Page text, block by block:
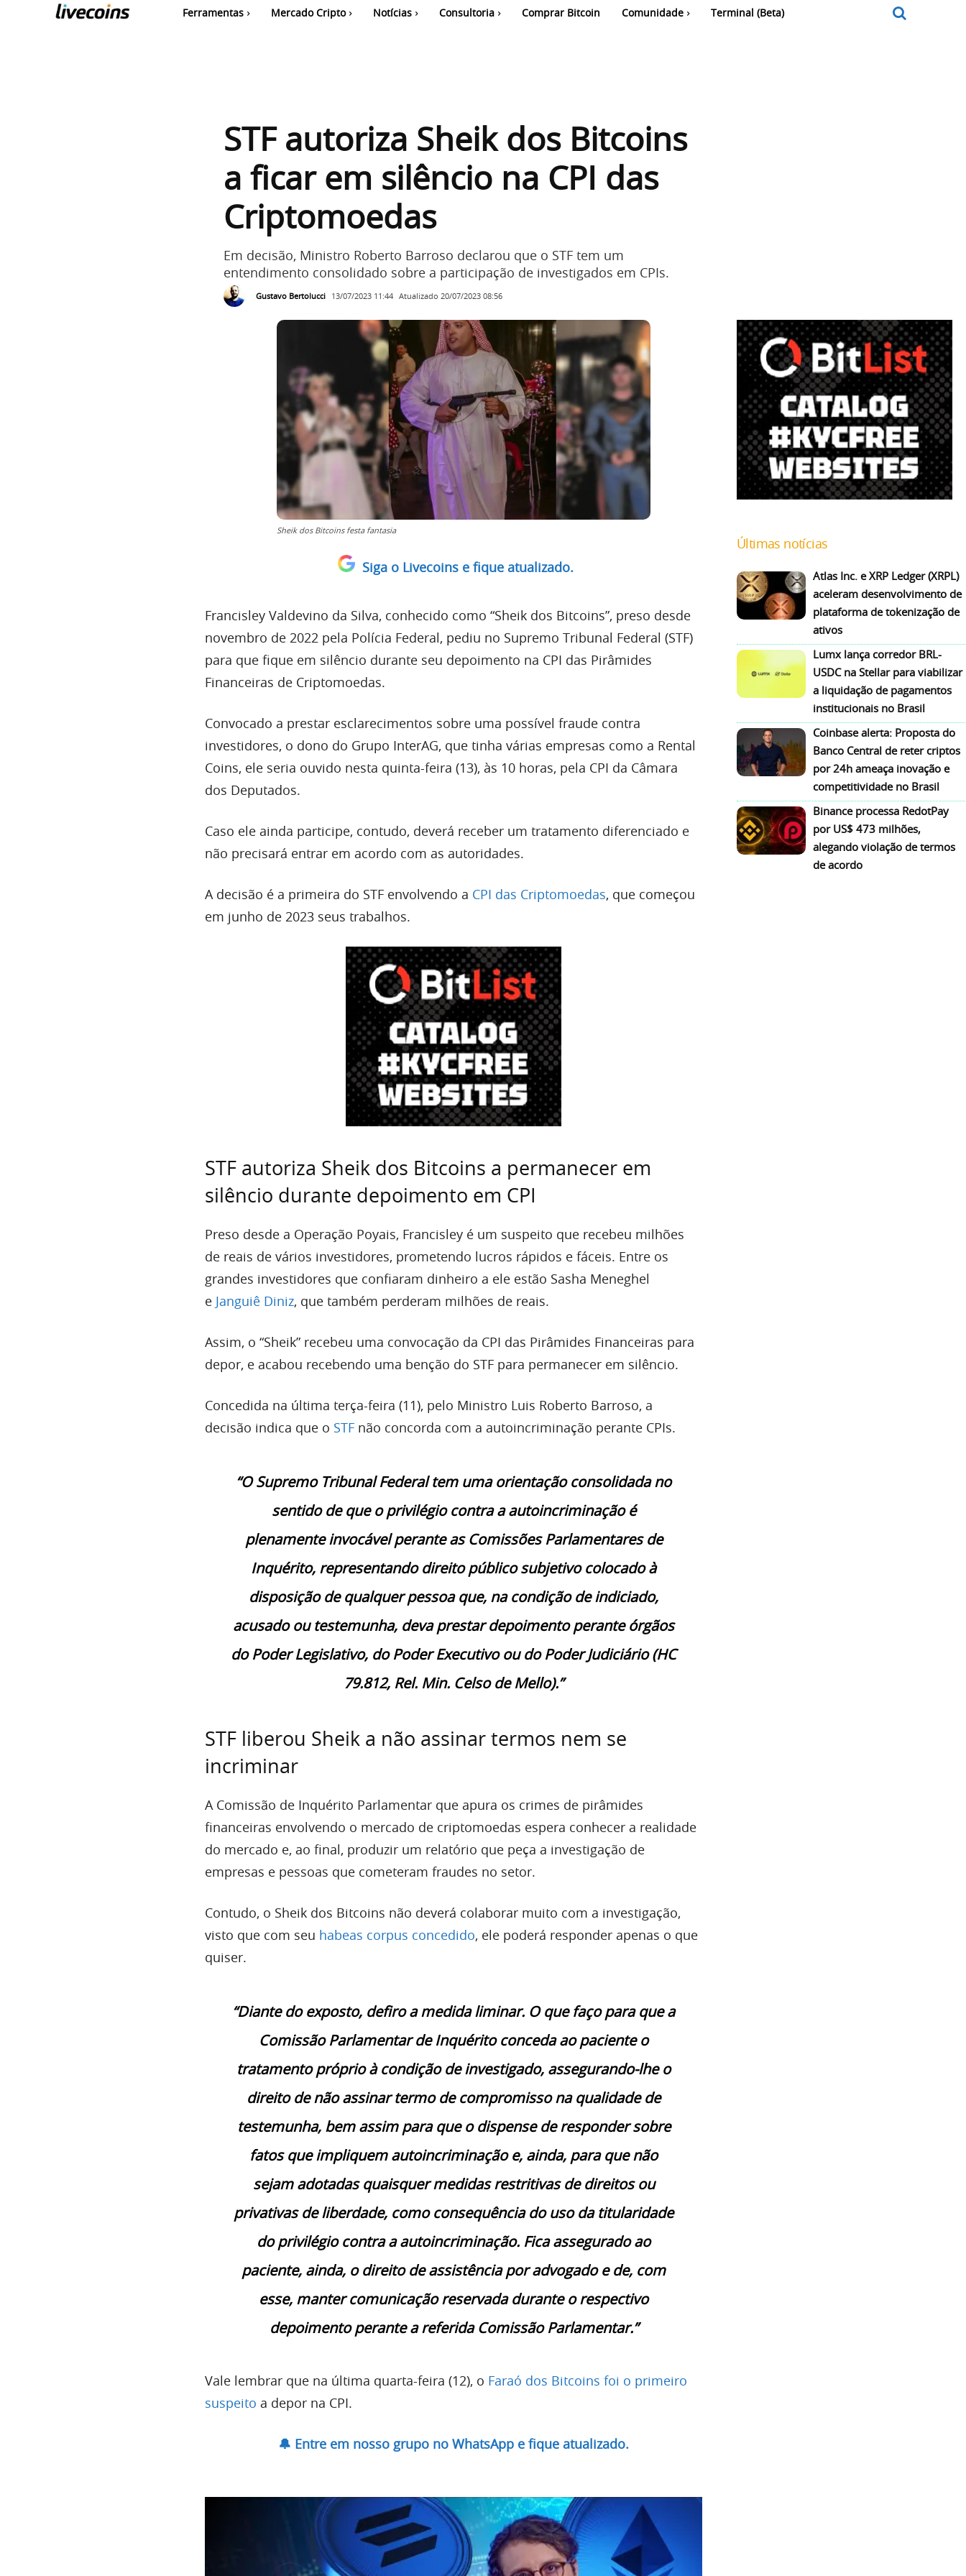
Ferramentas Mercado Cripto Notícias Consultoria Comprar Bitcoin Comunidade Terminal (Beta)
STF autoriza Sheik dos Bitcoins
a ficar em silêncio na CPI das
Criptomoedas
Em decisão, Ministro Roberto Barroso declarou que o STF tem um
entendimento consolidado sobre a participação de investigados em CPIs.
Gustavo Bertolucci 13/07/2023 11:44 Atualizado 20/07/2023 08:56
Sheik dos Bitcoins festa fantasia
Siga o Livecoins e fique atualizado.
Francisley Valdevino da Silva, conhecido como “Sheik dos Bitcoins”, preso desde
novembro de 2022 pela Polícia Federal, pediu no Supremo Tribunal Federal (STF)
para que fique em silêncio durante seu depoimento na CPI das Pirâmides
Financeiras de Criptomoedas.
Convocado a prestar esclarecimentos sobre uma possível fraude contra
investidores, o dono do Grupo InterAG, que tinha várias empresas como a Rental
Coins, ele seria ouvido nesta quinta-feira (13), às 10 horas, pela CPI da Câmara
dos Deputados.
Caso ele ainda participe, contudo, deverá receber um tratamento diferenciado e
não precisará entrar em acordo com as autoridades.
A decisão é a primeira do STF envolvendo a CPI das Criptomoedas, que começou
em junho de 2023 seus trabalhos.
STF autoriza Sheik dos Bitcoins a permanecer em
silêncio durante depoimento em CPI
Preso desde a Operação Poyais, Francisley é um suspeito que recebeu milhões
de reais de vários investidores, prometendo lucros rápidos e fáceis. Entre os
grandes investidores que confiaram dinheiro a ele estão Sasha Meneghel
e Janguiê Diniz, que também perderam milhões de reais.
Assim, o “Sheik” recebeu uma convocação da CPI das Pirâmides Financeiras para
depor, e acabou recebendo uma benção do STF para permanecer em silêncio.
Concedida na última terça-feira (11), pelo Ministro Luis Roberto Barroso, a
decisão indica que o STF não concorda com a autoincriminação perante CPIs.
“O Supremo Tribunal Federal tem uma orientação consolidada no
sentido de que o privilégio contra a autoincriminação é
plenamente invocável perante as Comissões Parlamentares de
Inquérito, representando direito público subjetivo colocado à
disposição de qualquer pessoa que, na condição de indiciado,
acusado ou testemunha, deva prestar depoimento perante órgãos
do Poder Legislativo, do Poder Executivo ou do Poder Judiciário (HC
79.812, Rel. Min. Celso de Mello).”
STF liberou Sheik a não assinar termos nem se
incriminar
A Comissão de Inquérito Parlamentar que apura os crimes de pirâmides
financeiras envolvendo o mercado de criptomoedas espera conhecer a realidade
do mercado e, ao final, produzir um relatório que peça a investigação de
empresas e pessoas que cometeram fraudes no setor.
Contudo, o Sheik dos Bitcoins não deverá colaborar muito com a investigação,
visto que com seu habeas corpus concedido, ele poderá responder apenas o que
quiser.
“Diante do exposto, defiro a medida liminar. O que faço para que a
Comissão Parlamentar de Inquérito conceda ao paciente o
tratamento próprio à condição de investigado, assegurando-lhe o
direito de não assinar termo de compromisso na qualidade de
testemunha, bem assim para que o dispense de responder sobre
fatos que impliquem autoincriminação e, ainda, para que não
sejam adotadas quaisquer medidas restritivas de direitos ou
privativas de liberdade, como consequência do uso da titularidade
do privilégio contra a autoincriminação. Fica assegurado ao
paciente, ainda, o direito de assistência por advogado e de, com
esse, manter comunicação reservada durante o respectivo
depoimento perante a referida Comissão Parlamentar.”
Vale lembrar que na última quarta-feira (12), o Faraó dos Bitcoins foi o primeiro
suspeito a depor na CPI.
🔔 Entre em nosso grupo no WhatsApp e fique atualizado.
Últimas notícias
Atlas Inc. e XRP Ledger (XRPL)
aceleram desenvolvimento de
plataforma de tokenização de
ativos
Lumx lança corredor BRL-
USDC na Stellar para viabilizar
a liquidação de pagamentos
institucionais no Brasil
Coinbase alerta: Proposta do
Banco Central de reter criptos
por 24h ameaça inovação e
competitividade no Brasil
Binance processa RedotPay
por US$ 473 milhões,
alegando violação de termos
de acordo